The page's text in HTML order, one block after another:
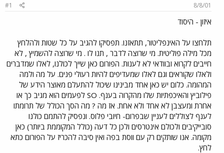
ש
א
ר
8/8/01
#1
איזון - היסוד
תלחצו על האינפליטור, תתאזנו. תפסיקו להגיב על כל שטות ולהלחץ
מכל מילה פוליטית. מי שרוצה לדבר , תנו לו . מי שרוצה להשמיץ , לא
חייבים לקרוא ובוודאי לא לענות. הפורום כאן שייך לכולנו, לאלו שמדברים
ולאלו שקוראים וגם לאלו שמעדיפים להיות רעולי פנים. על מה ולמה
המהומה. כלום יש כאן אחד מבינינו שיכול להתעלם מאוצר הידע של
פילוביץ והאיכפתיות שלו מהקרוה בענף. SO לפעמים הוא מגיב כך או
אחרת ומעצבן לא אחד ולא אחת. אז מה ? מה הסך הכולל של תרומתו
לענף לצוללים לעניין שבפרום- חיובי פלוס. ונפסיק להתמם כולנו
סובייקיבים ולכולם אינטרסים ולכן כל דעה (כולל המקוממת ביותר) כאן
מקומה. אנו שותקים רק עם ווסת בפה ואין סיבה להכריז על הפורום כתא
לחץ.